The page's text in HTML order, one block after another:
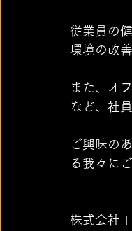
従業員の
環境の改
また、オ
など、社
ご興味の
る我々に
株式会社